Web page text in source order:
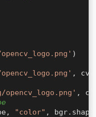
옵션
"color" ,